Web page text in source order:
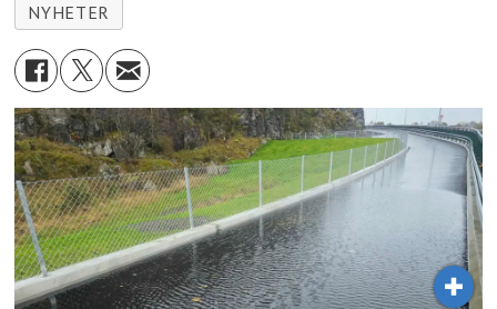
NYHETER